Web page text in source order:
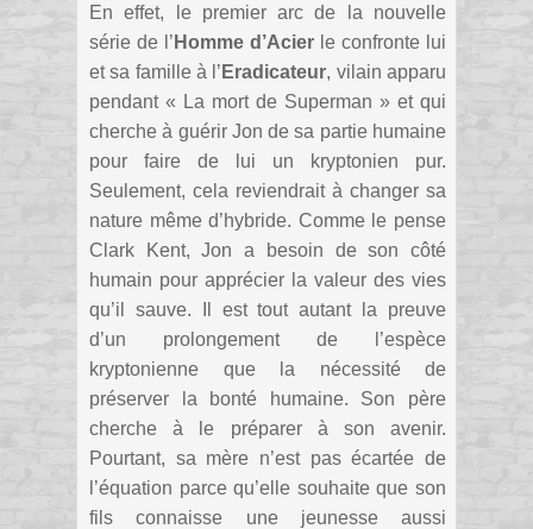
En effet, le premier arc de la nouvelle
série de l’ Homme d’Acier le confronte lui
et sa famille à l’ Eradicateur, vilain apparu
pendant « La mort de Superman » et qui
cherche à guérir Jon de sa partie humaine
pour faire de lui un kryptonien pur.
Seulement, cela reviendrait à changer sa
nature même d’hybride. Comme le pense
Clark Kent, Jon a besoin de son côté
humain pour apprécier la valeur des vies
qu’il sauve. Il est tout autant la preuve
d’un prolongement de l’espèce
kryptonienne que la nécessité de
préserver la bonté humaine. Son père
cherche à le préparer à son avenir.
Pourtant, sa mère n’est pas écartée de
l’équation parce qu’elle souhaite que son
fils connaisse une jeunesse aussi